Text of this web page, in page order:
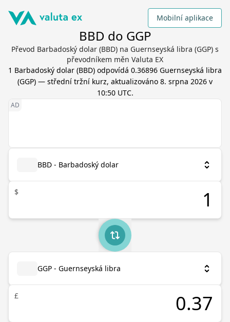
Mobilní aplikace
BBD do GGP
Převod Barbadoský dolar (BBD) na Guernseyská libra (GGP) s
převodníkem měn Valuta EX
1 Barbadoský dolar (BBD) odpovídá 0.36896 Guernseyská libra
(GGP) — střední tržní kurz, aktualizováno 8. srpna 2026 v
10:50 UTC.
BBD - Barbadoský dolar
$
GGP - Guernseyská libra
£